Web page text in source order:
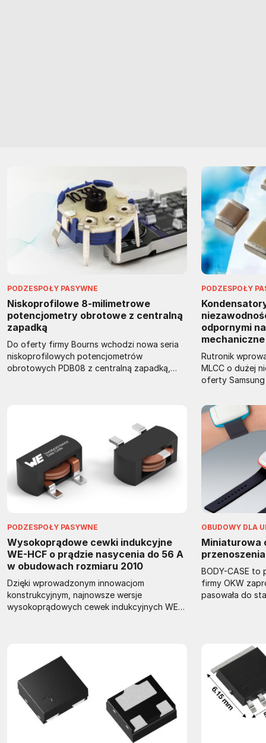
PODZESPOŁY PASYWNE
Niskoprofilowe 8-milimetrowe
potencjometry obrotowe z centralną
zapadką
Do oferty firmy Bourns wchodzi nowa seria
niskoprofilowych potencjometrów
obrotowych PDB08 z centralną zapadką,
potencjometry o średnicy 8 mm i grubości
3,2 mm, mogące pracować w temperaturze
otoczenia od -10 do +60°C i wykazujące
niezawodność 10 tys. cykli mechanicznych.
Zawierają izolowany wałek z tworzywa
sztucznego, wystający o 1 mm ponad
powierzchnię obudowy.
PODZESPOŁY
odpornymi
mechaniczne
Rutronik
MLCC o dużej
oferty
motoryzacji.
pojemności,
obwodach o
względów
terminale o
naprężenia i
prowadzić do
PODZESPOŁY PASYWNE
Wysokoprądowe cewki indukcyjne
WE-HCF o prądzie nasycenia do 56 A
w obudowach rozmiaru 2010
Dzięki wprowadzonym innowacjom
konstrukcyjnym, najnowsze wersje
wysokoprądowych cewek indukcyjnych WE-
2010 (19,8 x 19,1 x 10 mm) na zakres
indukcyjności od 1 do 2 μH i charakteryzują
się większym do 25% prądem nasycenia od
porównywalnych cewek z oferty innych
producentów, wynoszącym do 56 A.
Rezystancja uzwojenia, wykonanego z
płaskiego drutu wynosi zaledwie 0,84 Ω, a
manganowo-cynkowy rdzeń ferrytowy
OBUDOWY DLA
Miniaturowa
BODY-CASE
firmy OKW
pasowała do
montażowe
odpornego na
ASA w kolorze
pierścieniem
Opcjonalnie
montażu